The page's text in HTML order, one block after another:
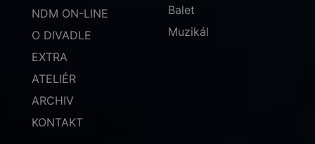
NDM ON-LINE
O DIVADLE
EXTRA
ATELIÉR
ARCHIV
KONTAKT
Balet
Muzikál